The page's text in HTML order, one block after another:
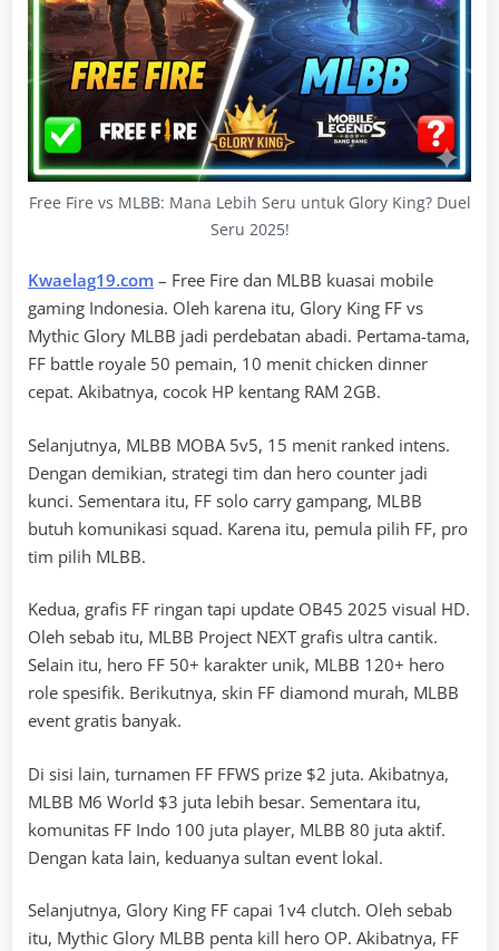
Free Fire vs MLBB: Mana Lebih Seru untuk Glory King? Duel
Seru 2025!
Kwaelag19.com – Free Fire dan MLBB kuasai mobile
gaming Indonesia. Oleh karena itu, Glory King FF vs
Mythic Glory MLBB jadi perdebatan abadi. Pertama-tama,
FF battle royale 50 pemain, 10 menit chicken dinner
cepat. Akibatnya, cocok HP kentang RAM 2GB.
Selanjutnya, MLBB MOBA 5v5, 15 menit ranked intens.
Dengan demikian, strategi tim dan hero counter jadi
kunci. Sementara itu, FF solo carry gampang, MLBB
butuh komunikasi squad. Karena itu, pemula pilih FF, pro
tim pilih MLBB.
Kedua, grafis FF ringan tapi update OB45 2025 visual HD.
Oleh sebab itu, MLBB Project NEXT grafis ultra cantik.
Selain itu, hero FF 50+ karakter unik, MLBB 120+ hero
role spesifik. Berikutnya, skin FF diamond murah, MLBB
event gratis banyak.
Di sisi lain, turnamen FF FFWS prize $2 juta. Akibatnya,
MLBB M6 World $3 juta lebih besar. Sementara itu,
komunitas FF Indo 100 juta player, MLBB 80 juta aktif.
Dengan kata lain, keduanya sultan event lokal.
Selanjutnya, Glory King FF capai 1v4 clutch. Oleh sebab
itu, Mythic Glory MLBB penta kill hero OP. Akibatnya, FF